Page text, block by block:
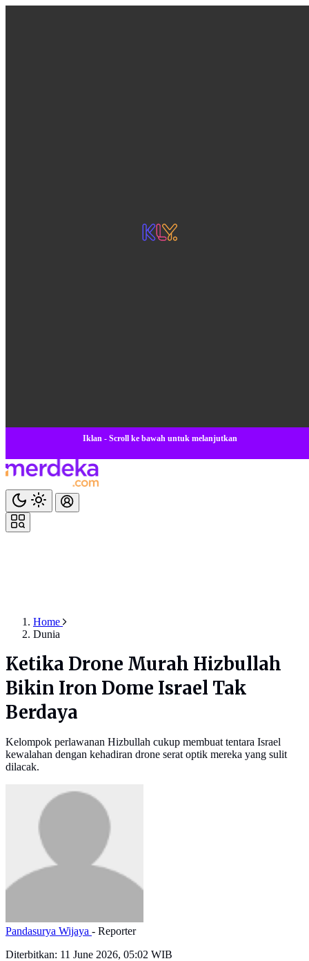
Iklan - Scroll ke bawah untuk melanjutkan
Home
Dunia
Ketika Drone Murah Hizbullah
Bikin Iron Dome Israel Tak
Berdaya
Kelompok perlawanan Hizbullah cukup membuat tentara Israel
kewalahan dengan kehadiran drone serat optik mereka yang sulit
dilacak.
Pandasurya Wijaya - Reporter
Diterbitkan: 11 June 2026, 05:02 WIB